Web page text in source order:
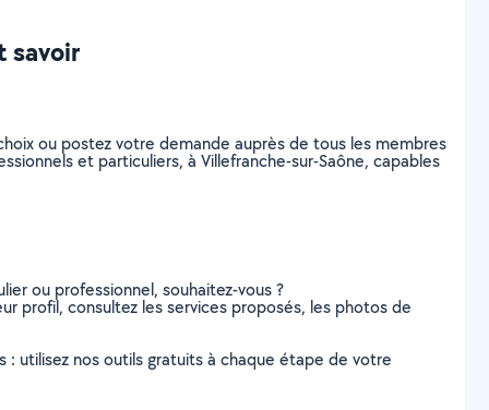
savoir
ou postez votre demande auprès de tous les membres
et particuliers, à Villefranche-sur-Saône, capables
ou professionnel, souhaitez-vous ?
profil, consultez les services proposés, les photos de
: utilisez nos outils gratuits à chaque étape de votre